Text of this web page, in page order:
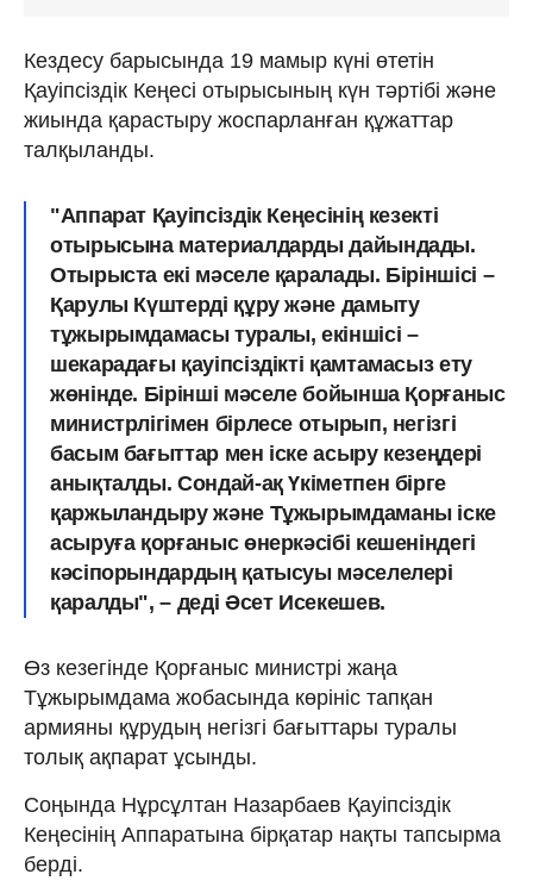
Кездесу барысында 19 мамыр күні өтетін
Қауіпсіздік Кеңесі отырысының күн тәртібі және
жиында қарастыру жоспарланған құжаттар
талқыланды.
"Аппарат Қауіпсіздік Кеңесінің кезекті
отырысына материалдарды дайындады.
Отырыста екі мәселе қаралады. Біріншісі –
Қарулы Күштерді құру және дамыту
тұжырымдамасы туралы, екіншісі –
шекарадағы қауіпсіздікті қамтамасыз ету
жөнінде. Бірінші мәселе бойынша Қорғаныс
министрлігімен бірлесе отырып, негізгі
басым бағыттар мен іске асыру кезеңдері
анықталды. Сондай-ақ Үкіметпен бірге
қаржыландыру және Тұжырымдаманы іске
асыруға қорғаныс өнеркәсібі кешеніндегі
кәсіпорындардың қатысуы мәселелері
қаралды", – деді Әсет Исекешев.
Өз кезегінде Қорғаныс министрі жаңа
Тұжырымдама жобасында көрініс тапқан
армияны құрудың негізгі бағыттары туралы
толық ақпарат ұсынды.
Соңында Нұрсұлтан Назарбаев Қауіпсіздік
Кеңесінің Аппаратына бірқатар нақты тапсырма
берді.